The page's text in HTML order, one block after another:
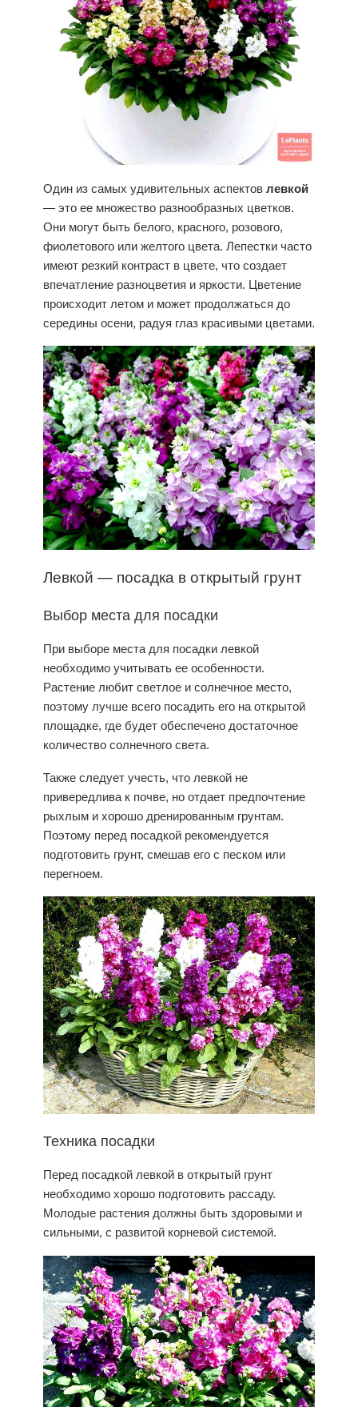
Один из самых удивительных аспектов левкой
— это ее множество разнообразных цветков.
Они могут быть белого, красного, розового,
фиолетового или желтого цвета. Лепестки часто
имеют резкий контраст в цвете, что создает
впечатление разноцветия и яркости. Цветение
происходит летом и может продолжаться до
середины осени, радуя глаз красивыми цветами.
Левкой — посадка воткрытый грунт
Выбор места для посадки
При выборе места для посадки левкой
необходимо учитывать ее особенности.
Растение любит светлое и солнечное место,
поэтому лучше всего посадить его на открытой
площадке, где будет обеспечено достаточное
количество солнечного света.
Также следует учесть, что левкой не
привередлива к почве, но отдает предпочтение
рыхлым и хорошо дренированным грунтам.
Поэтому перед посадкой рекомендуется
подготовить грунт, смешав его с песком или
перегноем.
Техника посадки
Перед посадкой левкой в открытый грунт
необходимо хорошо подготовить рассаду.
Молодые растения должны быть здоровыми и
сильными, с развитой корневой системой.